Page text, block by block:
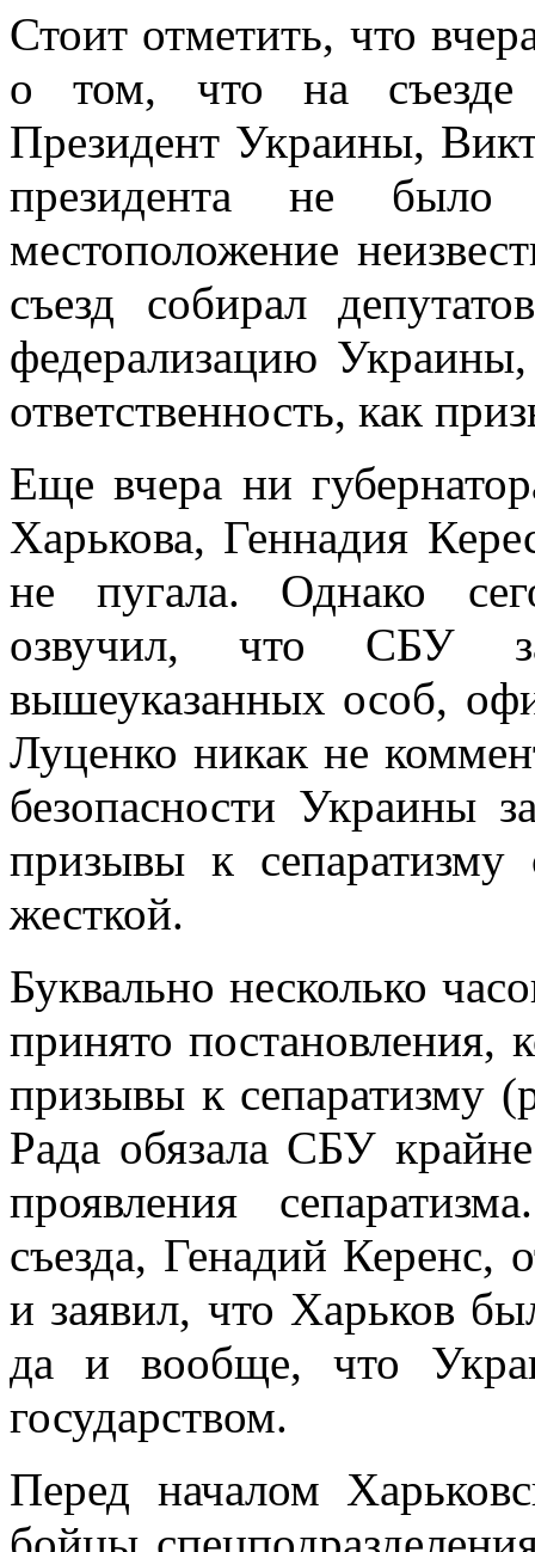
Стоит отметить, что
о том, что на съезде
Президент Украины,
президента не
местоположение
съезд собирал
федерализацию
ответственность, как
Еще вчера ни
Харькова, Геннадия
не пугала. Однако
озвучил, что СБУ
вышеуказанных особ,
Луценко никак не
безопасности Украины
призывы к
жесткой.
Буквально несколько
принято постановления,
призывы к сепаратизму
Рада обязала СБУ
проявления
съезда, Генадий Керенс,
и заявил, что Харьков
да и вообще, что
государством.
Перед началом